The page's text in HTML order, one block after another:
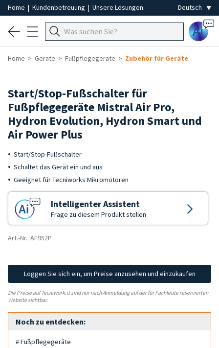
Home | Kundenbetreuung | Unsere Lösungen
Ai
Home Geräte Fußpflegegeräte Zubehör für Geräte
Start/Stop-Fußschalter für
Fußpflegegeräte Mistral Air Pro,
Hydron Evolution, Hydron Smart und
Air Power Plus
Start/Stop-Fußschalter
Schaltet das Gerät ein und aus
Geeignet für Tecniworks Mikromotoren
Intelligenter Assistent
Frage zu diesem Produkt stellen
Art.-Nr.: AF952P
Loggen Sie sich ein, um Preise anzusehen und einzukaufen
Die Preise auf Tecniwork.it sind nur nach Anmeldung auf der für Fachleute reservierten
Website sichtbar.
Noch zu entdecken:
# Fußpflegegeräte